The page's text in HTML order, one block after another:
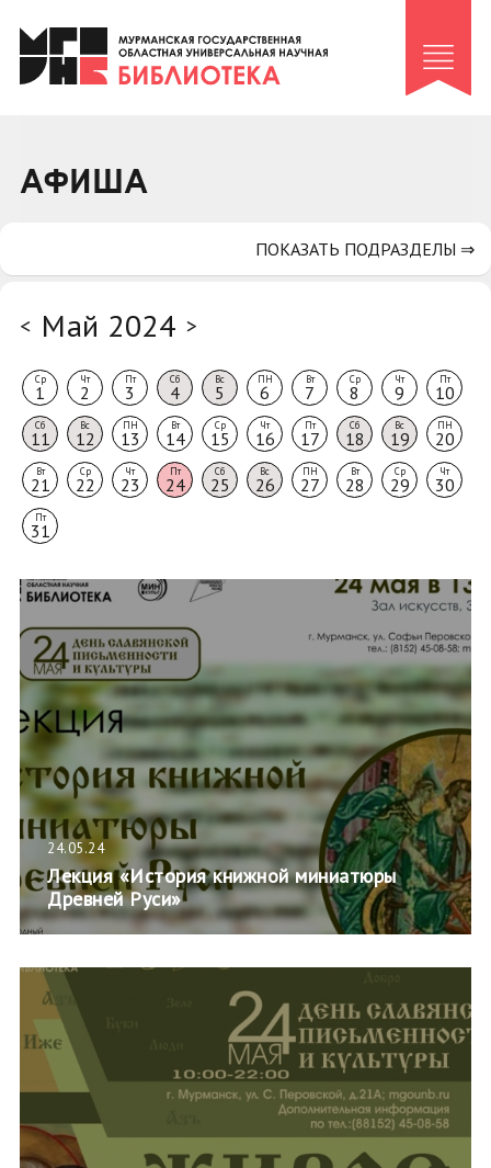
Клуб «Гиря и сельдерей»
Клуб «Семейный архив»
Коллегам
АФИША
< Май 2024 >
Ср
1
Чт
2
Пт
3
Сб
4
Вс
5
ПН
6
Вт
7
Ср
8
Чт
9
Пт
10
Сб
11
Вс
12
ПН
13
Вт
14
Ср
15
Чт
16
Пт
17
Сб
18
Вс
19
ПН
20
Вт
21
Ср
22
Чт
23
Пт
24
Сб
25
Вс
26
ПН
27
Вт
28
Ср
29
Чт
30
Пт
31
24.05.24
Лекция «История книжной миниатюры
Древней Руси»
ПОКАЗАТЬ ПОДРАЗДЕЛЫ ⇒